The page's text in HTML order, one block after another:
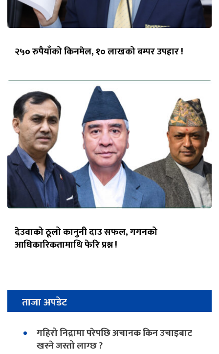
२५० रुपैयाँको किनमेल, १० लाखको बम्पर उपहार !
देउवाको ठूलो कानुनी दाउ सफल, गगनको
आधिकारिकतामाथि फेरि प्रश्न !
ताजा अपडेट
गहिरो निद्रामा परेपछि अचानक किन उचाइबाट
खस्ने जस्तो लाग्छ ?